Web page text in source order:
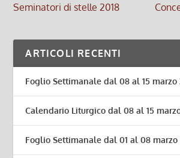
Seminatori di stelle 2018
ARTICOLI RECENTI
Foglio Settimanale dal 08 al 15 marzo
Calendario Liturgico dal 08 al 15
Foglio Settimanale dal 01 al 08 marzo